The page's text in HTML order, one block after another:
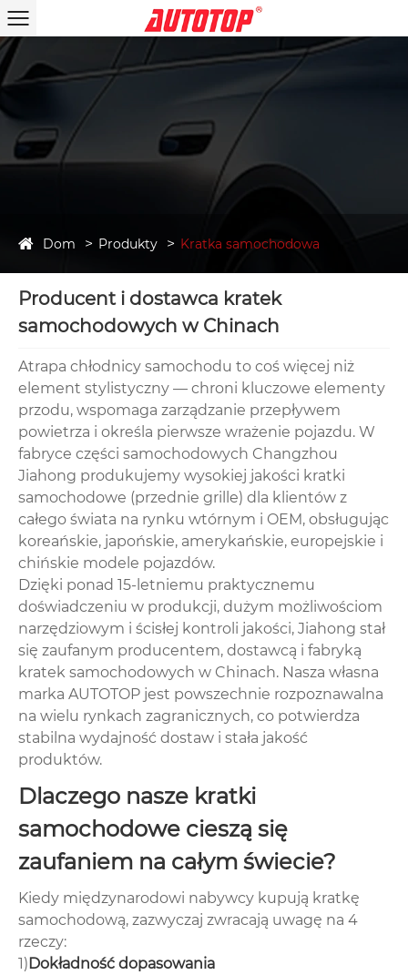
Dom Produkty Kratka samochodowa
Producent i dostawca kratek
samochodowych w Chinach
Atrapa chłodnicy samochodu to coś więcej niż
element stylistyczny — chroni kluczowe elementy
przodu, wspomaga zarządzanie przepływem
powietrza i określa pierwsze wrażenie pojazdu. W
fabryce części samochodowych Changzhou
Jiahong produkujemy wysokiej jakości kratki
samochodowe (przednie grille) dla klientów z
całego świata na rynku wtórnym i OEM, obsługując
koreańskie, japońskie, amerykańskie, europejskie i
chińskie modele pojazdów.
Dzięki ponad 15-letniemu praktycznemu
doświadczeniu w produkcji, dużym możliwościom
narzędziowym i ścisłej kontroli jakości, Jiahong stał
się zaufanym producentem, dostawcą i fabryką
kratek samochodowych w Chinach. Nasza własna
marka AUTOTOP jest powszechnie rozpoznawalna
na wielu rynkach zagranicznych, co potwierdza
stabilna wydajność dostaw i stała jakość
produktów.
Dlaczego nasze kratki
samochodowe cieszą się
zaufaniem na całym świecie?
Kiedy międzynarodowi nabywcy kupują kratkę
samochodową, zazwyczaj zwracają uwagę na 4
rzeczy:
1)Dokładność dopasowania